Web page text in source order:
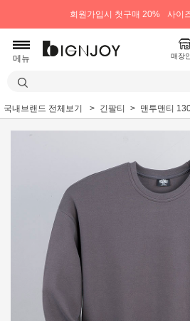
회원가입시 첫구매 20% 사이
메뉴 매장
국내브랜드 전체보기 긴팔티 맨투맨티